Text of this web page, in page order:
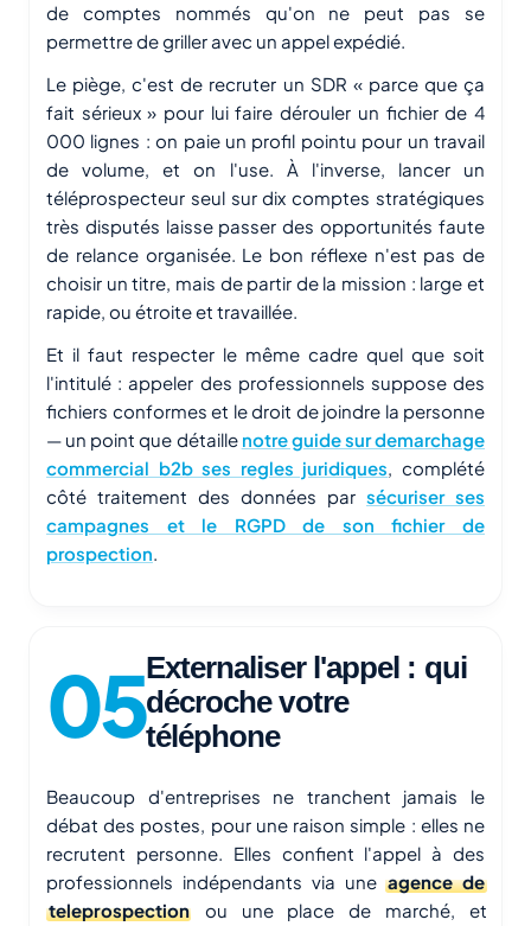
de comptes nommés qu'on ne peut pas se
permettre de griller avec un appel expédié.
Le piège, c'est de recruter un SDR « parce que ça
fait sérieux » pour lui faire dérouler un fichier de 4
000 lignes : on paie un profil pointu pour un travail
de volume, et on l'use. À l'inverse, lancer un
téléprospecteur seul sur dix comptes stratégiques
très disputés laisse passer des opportunités faute
de relance organisée. Le bon réflexe n'est pas de
choisir un titre, mais de partir de la mission : large et
rapide, ou étroite et travaillée.
Et il faut respecter le même cadre quel que soit
l'intitulé : appeler des professionnels suppose des
fichiers conformes et le droit de joindre la personne
— un point que détaille notre guide sur demarchage
commercial b2b ses regles juridiques, complété
côté traitement des données par sécuriser ses
campagnes et le RGPD de son fichier de
prospection.
Externaliser l'appel : qui
décroche votre
téléphone
Beaucoup d'entreprises ne tranchent jamais le
débat des postes, pour une raison simple : elles ne
recrutent personne. Elles confient l'appel à des
professionnels indépendants via uneagence de
teleprospection ou une place de marché, et